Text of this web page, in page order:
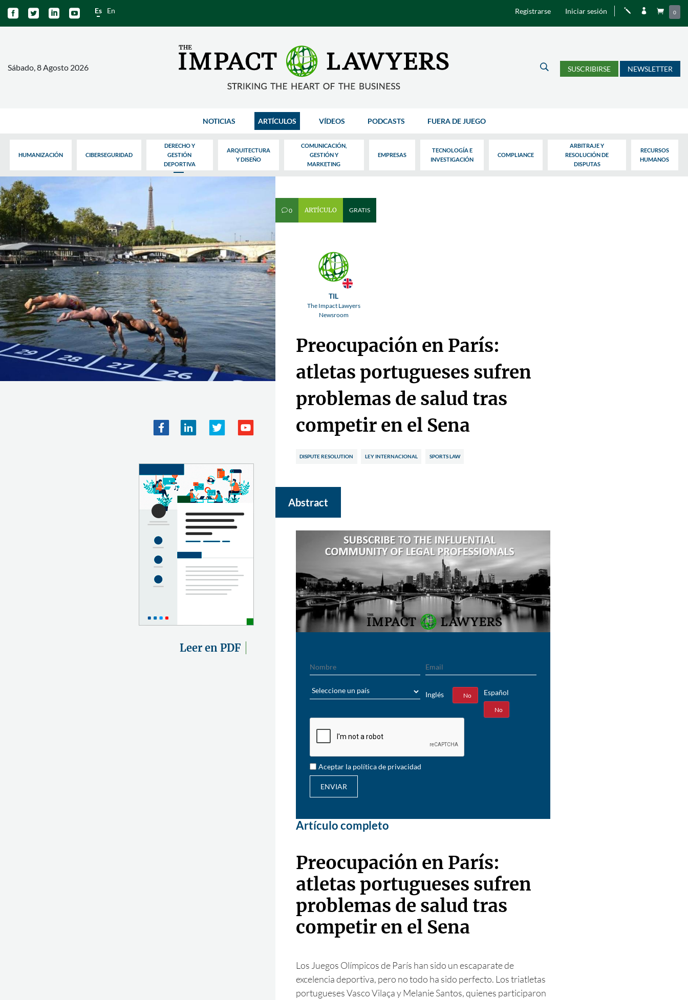
    Es En Registrarse Iniciar sesión j   0
Sábado, 8 Agosto 2026 U SUSCRIBIRSE NEWSLETTER
NOTICIAS ARTÍCULOS VÍDEOS PODCASTS FUERA DE JUEGO
HUMANIZACIÓN CIBERSEGURIDAD
DERECHO Y
GESTIÓN
DEPORTIVA
ARQUITECTURA
Y DISEÑO
COMUNICACIÓN,
GESTIÓN Y
MARKETING
EMPRESAS
TECNOLOGÍA E
INVESTIGACIÓN
COMPLIANCE
ARBITRAJE Y
RESOLUCIÓN DE
DISPUTAS
RECURSOS
HUMANOS
Leer en PDF
v0 ARTÍCULO GRATIS
TIL
The Impact Lawyers
Newsroom
Preocupación en París:
atletas portugueses sufren
problemas de salud tras
competir en el Sena
DISPUTE RESOLUTION LEY INTERNACIONAL SPORTS LAW
Abstract
Inglés
Sí No Español
No
Aceptar la política de privacidad
ENVIAR
Artículo completo
Preocupación en París:
atletas portugueses sufren
problemas de salud tras
competir en el Sena
Los Juegos Olímpicos de París han sido un escaparate de
excelencia deportiva, pero no todo ha sido perfecto. Los triatletas
portugueses Vasco Vilaça y Melanie Santos, quienes participaron